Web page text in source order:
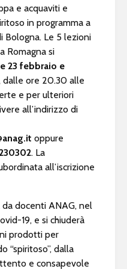
e acquaviti e
in programma a
Bologna. Le 5 lezioni
Romagna si
23 febbraio e
dalle ore 20.30 alle
e per ulteriori
all’indirizzo di
oppure
. La
all’iscrizione
docenti ANAG, nel
19, e si chiuderà
prodotti per
“spiritoso”, dalla
e consapevole